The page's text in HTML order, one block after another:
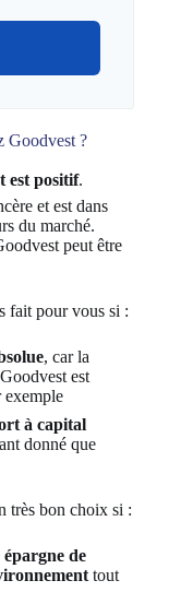
Goodvest ?
est positif.
et est dans
du marché.
peut être
fait pour vous si :
, car la
est
à capital
donné que
très bon choix si :
de
tout